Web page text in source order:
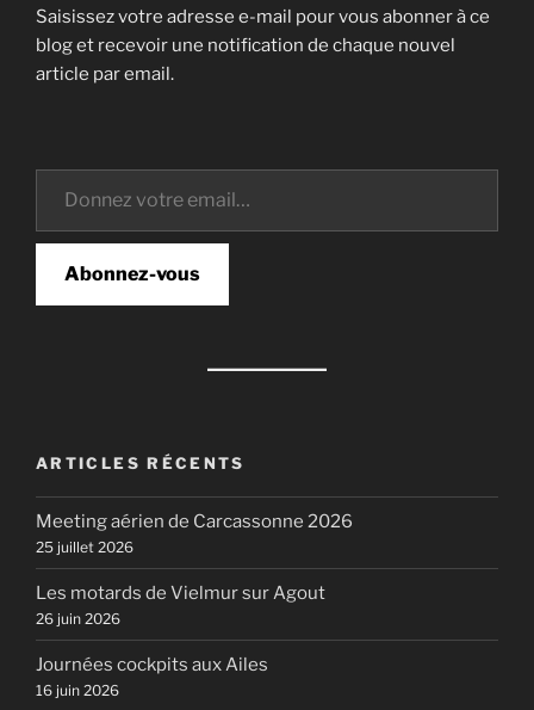
Saisissez votre adresse e-mail pour vous abonner à ce
blog et recevoir une notification de chaque nouvel
article par email.
Donnez votre email…
Abonnez-vous
ARTICLES RÉCENTS
Meeting aérien de Carcassonne 2026
25 juillet 2026
Les motards de Vielmur sur Agout
26 juin 2026
Journées cockpits aux Ailes
16 juin 2026